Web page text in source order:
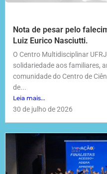
Nota de pesar pelo
Luiz Eurico Nasciutti.
O Centro Multidisciplinar
solidariedade aos familiares,
comunidade do Centro de
de...
Leia mais...
30 de julho de 2026